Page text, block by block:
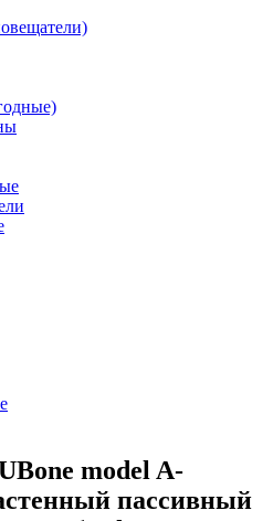
model A-
пассивный